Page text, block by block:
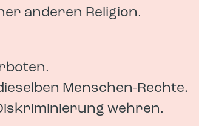
anderen Religion.
Menschen-Rechte.
wehren.